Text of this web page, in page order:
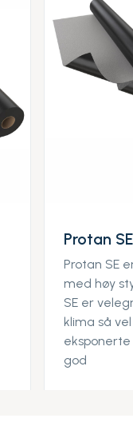
Protan
Protan SE
med høy
SE er
klima så
eksponerte
god